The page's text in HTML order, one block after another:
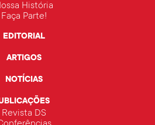
História
Faça Parte!
EDITORIAL
ARTIGOS
NOTÍCIAS
Revista DS